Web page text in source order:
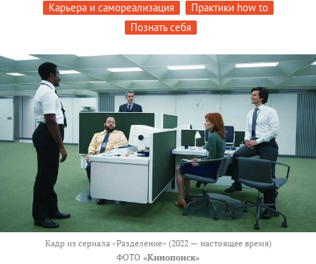
Карьера и самореализация
Практики how to
Познать себя
Кадр из сериала «Разделение» (2022 — настоящее время)
ФОТО «Кинопоиск»